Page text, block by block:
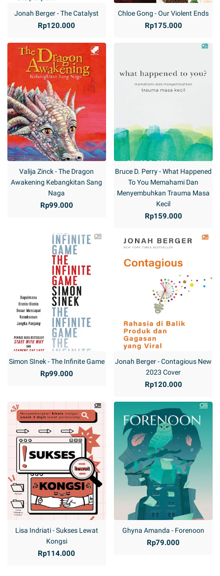
Jonah Berger - The Catalyst
Rp120.000
Chloe Gong - Our Violent Ends
Rp175.000
Valija Zinck - The Dragon
Awakening Kebangkitan Sang
Naga
Rp99.000
Bruce D. Perry - What Happened
To You Memahami Dan
Menyembuhkan Trauma Masa
Kecil
Rp159.000
Simon SInek - The Infinite Game
Rp99.000
Jonah Berger - Contagious New
2023 Cover
Rp120.000
Lisa Indriati - Sukses Lewat
Kongsi
Rp114.000
Ghyna Amanda - Forenoon
Rp79.000